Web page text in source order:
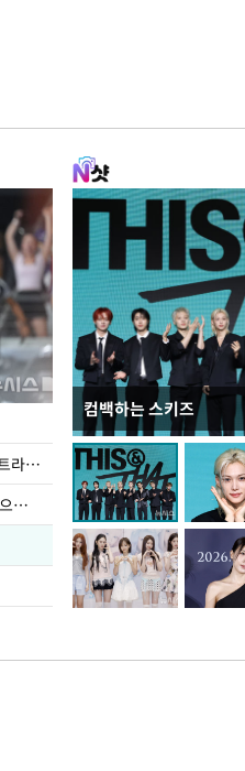
삼성전자, 7일부터 갤럭시 Z 폴드8 울트라·폴드8·플립8 출시
멕시코 인플루언서, 라방 중 괴한 총격으로 사망
컴백하는 스키즈
입추 하루 앞둔 전남
폭염